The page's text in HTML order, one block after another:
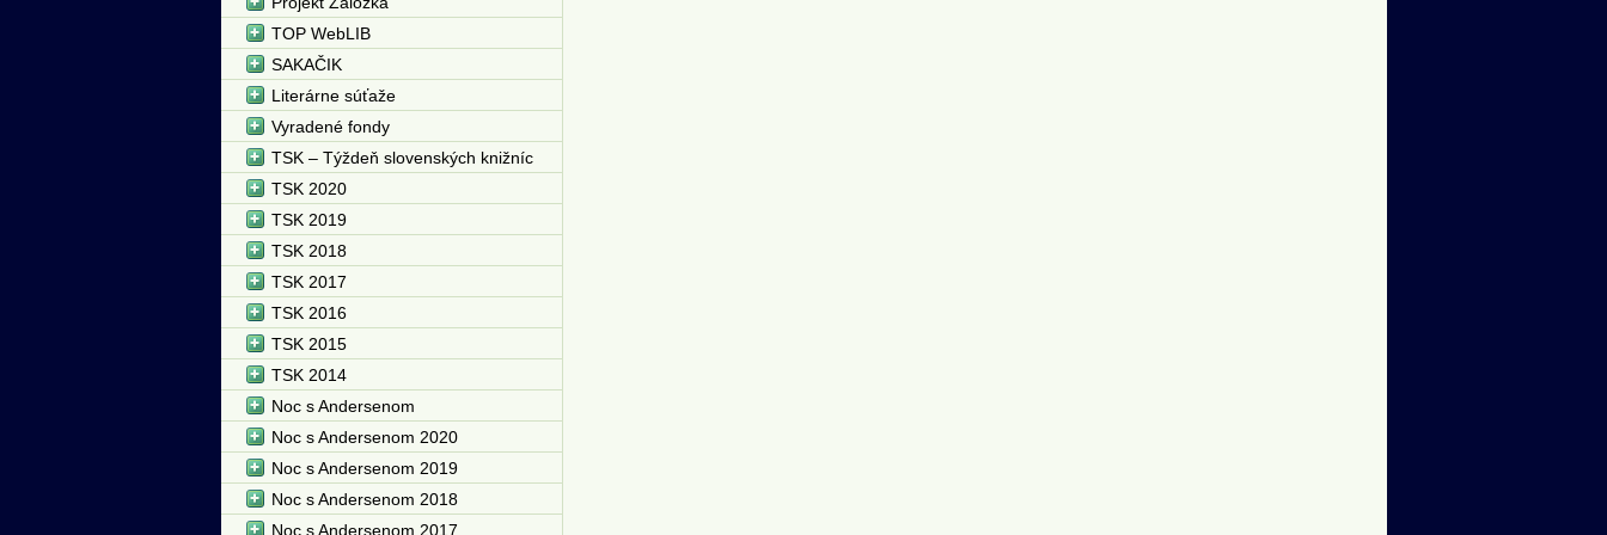
TOP WebLIB
SAKAČIK
Literárne súťaže
Vyradené fondy
TSK – Týždeň slovenských knižníc
TSK 2020
TSK 2019
TSK 2018
TSK 2017
TSK 2016
TSK 2015
TSK 2014
Noc s Andersenom
Noc s Andersenom 2020
Noc s Andersenom 2019
Noc s Andersenom 2018
Noc s Andersenom 2017